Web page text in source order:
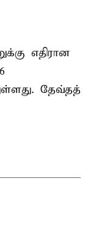
எதிரான
தேவ்தத்